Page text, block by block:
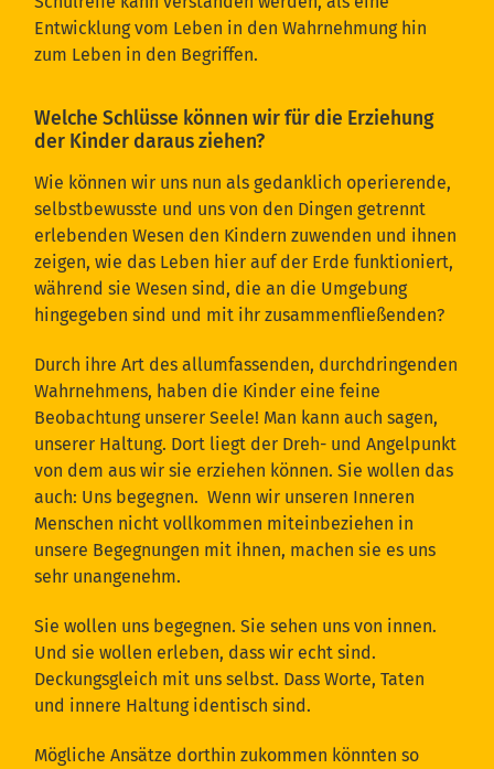
Entwicklung vom Leben in den Wahrnehmung hin
zum Leben in den Begriffen.
Welche Schlüsse können wir für die Erziehung
der Kinder daraus ziehen?
Wie können wir uns nun als gedanklich operierende,
selbstbewusste und uns von den Dingen getrennt
erlebenden Wesen den Kindern zuwenden und ihnen
zeigen, wie das Leben hier auf der Erde funktioniert,
während sie Wesen sind, die an die Umgebung
hingegeben sind und mit ihr zusammenfließenden?
Durch ihre Art des allumfassenden, durchdringenden
Wahrnehmens, haben die Kinder eine feine
Beobachtung unserer Seele! Man kann auch sagen,
unserer Haltung. Dort liegt der Dreh- und Angelpunkt
von dem aus wir sie erziehen können. Sie wollen das
auch: Uns begegnen. Wenn wir unseren Inneren
Menschen nicht vollkommen miteinbeziehen in
unsere Begegnungen mit ihnen, machen sie es uns
sehr unangenehm.
Sie wollen uns begegnen. Sie sehen uns von innen.
Und sie wollen erleben, dass wir echt sind.
Deckungsgleich mit uns selbst. Dass Worte, Taten
und innere Haltung identisch sind.
Mögliche Ansätze dorthin zukommen könnten so